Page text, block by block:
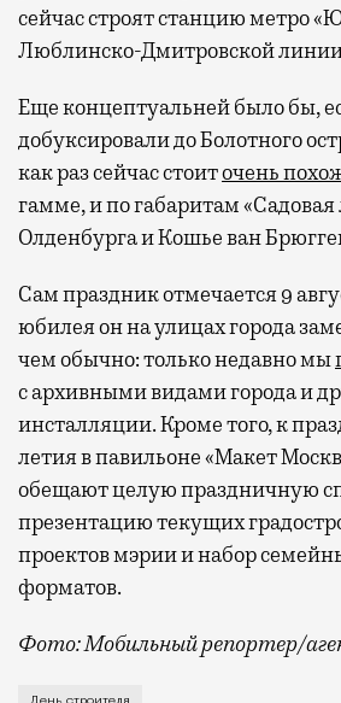
сейчас строят станцию метро
Люблинско-Дмитровской
Еще концептуальней было бы,
добуксировали до Болотного
как раз сейчас стоиточень
гамме, и по габаритам «Садовая
Олденбурга и Кошье ван
Сам праздник отмечается 9
юбилея он на улицах города
чем обычно: только недавно мы
с архивными видами города и
инсталляции. Кроме того, к
летия в павильоне «Макет
обещают целую праздничную
презентацию текущих
проектов мэрии и набор
форматов.
Фото: Мобильный репортер/